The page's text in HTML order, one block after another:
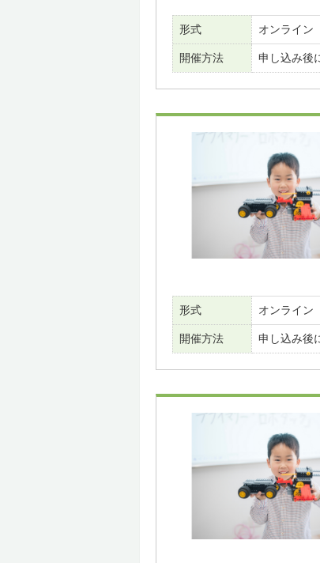
形式 オンライン
開催方法 申し込み後
形式 オンライン
開催方法 申し込み後